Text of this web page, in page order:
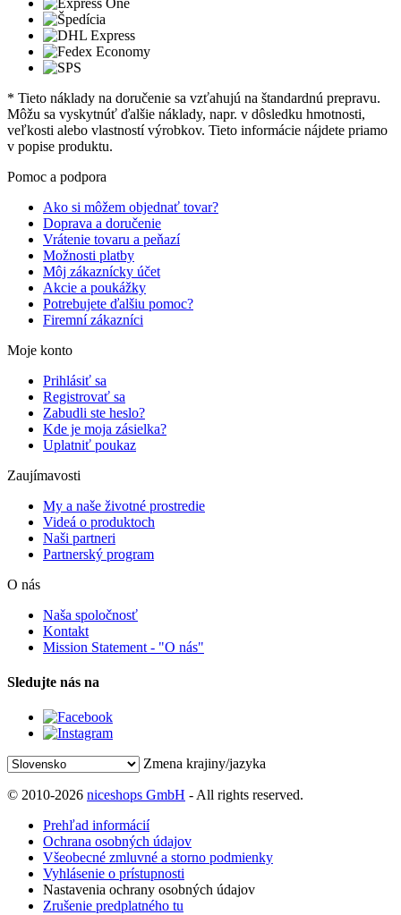
* Tieto náklady na doručenie sa vzťahujú na štandardnú prepravu.
Môžu sa vyskytnúť ďalšie náklady, napr. v dôsledku hmotnosti,
veľkosti alebo vlastností výrobkov. Tieto informácie nájdete priamo
v popise produktu.
Pomoc a podpora
Ako si môžem objednať tovar?
Doprava a doručenie
Vrátenie tovaru a peňazí
Možnosti platby
Môj zákaznícky účet
Akcie a poukážky
Potrebujete ďalšiu pomoc?
Firemní zákazníci
Moje konto
Prihlásiť sa
Registrovať sa
Zabudli ste heslo?
Kde je moja zásielka?
Uplatniť poukaz
Zaujímavosti
My a naše životné prostredie
Videá o produktoch
Naši partneri
Partnerský program
O nás
Naša spoločnosť
Kontakt
Mission Statement - "O nás"
Sledujte nás na
Zmena krajiny/jazyka
© 2010-2026 niceshops GmbH - All rights reserved.
Prehľad informácií
Ochrana osobných údajov
Všeobecné zmluvné a storno podmienky
Vyhlásenie o prístupnosti
Nastavenia ochrany osobných údajov
Zrušenie predplatného tu